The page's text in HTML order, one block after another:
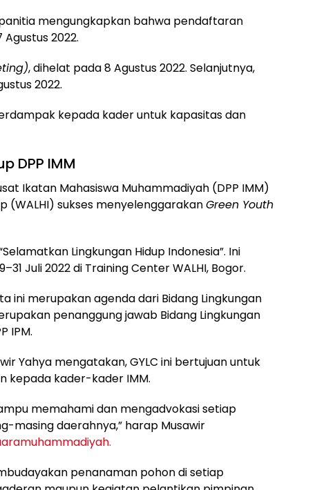
mengungkapkan bahwa pendaftaran
2022.
, dihelat pada 8 Agustus 2022. Selanjutnya,
2022.
kepada kader untuk kapasitas dan
DPP IMM
Ikatan Mahasiswa Muhammadiyah (DPP IMM)
(WALHI) sukses menyelenggarakanGreen Youth
Lingkungan Hidup Indonesia”. Ini
Juli 2022 di Training Center WALHI, Bogor.
ini merupakan agenda dari Bidang Lingkungan
penanggung jawab Bidang Lingkungan
IPM.
Yahya mengatakan, GYLC ini bertujuan untuk
kepada kader-kader IMM.
memahami dan mengadvokasi setiap
masing daerahnya,” harap Musawir
penanaman pohon di setiap